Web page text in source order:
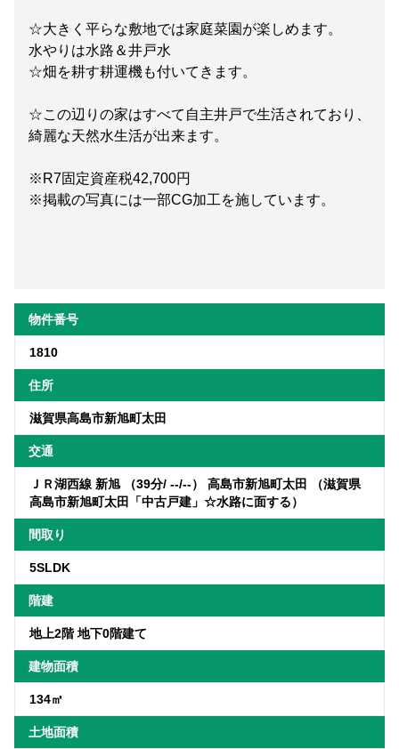
☆大きく平らな敷地では家庭菜園が楽しめます。
水やりは水路＆井戸水
☆畑を耕す耕運機も付いてきます。
☆この辺りの家はすべて自主井戸で生活されており、
綺麗な天然水生活が出来ます。
※R7固定資産税42,700円
※掲載の写真には一部CG加工を施しています。
物件番号
1810
住所
滋賀県高島市新旭町太田
交通
ＪＲ湖西線 新旭 （39分/ --/--） 高島市新旭町太田 （滋賀県
高島市新旭町太田「中古戸建」☆水路に面する）
間取り
5SLDK
階建
地上2階 地下0階建て
建物面積
134㎡
土地面積